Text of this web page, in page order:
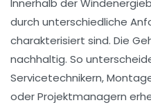
Innerhalb der
durch unterschiedliche
charakterisiert sind. Die
nachhaltig. So
Servicetechnikern,
oder Projektmanagern